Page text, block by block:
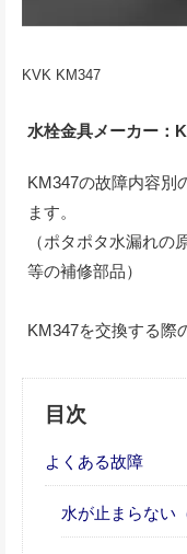
KVK KM347
水栓金具メーカー：
KM347の故障内容別
ます。
（ポタポタ水漏れの
等の補修部品）
KM347を交換する際
目次
よくある故障
水が止まらない